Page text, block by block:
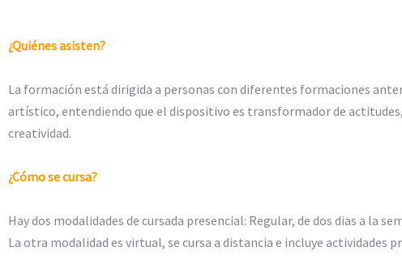
¿Quiénes asisten?
La formación está dirigida a personas con diferentes formaciones
artístico, entendiendo que el dispositivo es transformador de
creatividad.
¿Cómo se cursa?
Hay dos modalidades de cursada presencial: Regular, de dos dias a la
La otra modalidad es virtual, se cursa a distancia e incluye actividades